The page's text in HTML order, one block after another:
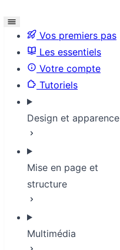
Vos premiers pas
Les essentiels
Votre compte
Tutoriels
Design et apparence
Mise en page et
structure
Multimédia